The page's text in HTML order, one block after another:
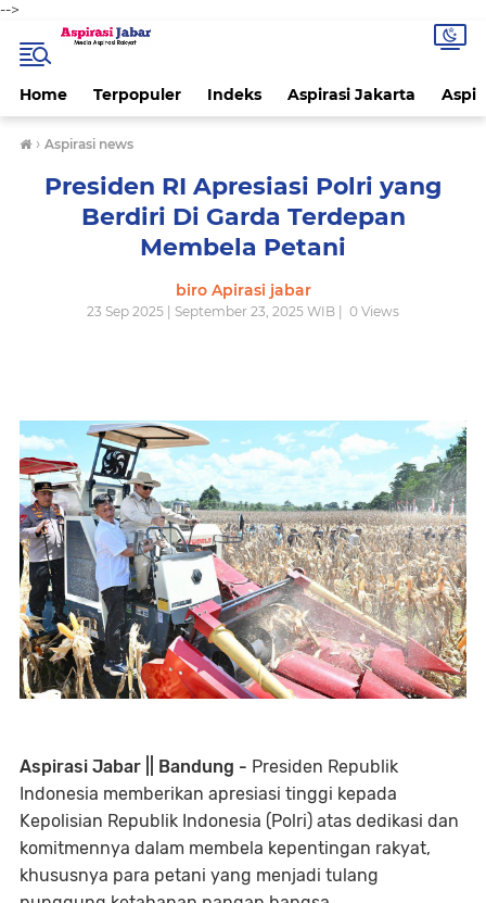
-->
Home Terpopuler Indeks Aspirasi Jakarta
› Aspirasi news
Presiden RI Apresiasi Polri yang
Berdiri Di Garda Terdepan
Membela Petani
biro Apirasi jabar
23 Sep 2025 | September 23, 2025 WIB | 0 Views
Aspirasi Jabar || Bandung - Presiden Republik
Indonesia memberikan apresiasi tinggi kepada
Kepolisian Republik Indonesia (Polri) atas dedikasi dan
komitmennya dalam membela kepentingan rakyat,
khususnya para petani yang menjadi tulang